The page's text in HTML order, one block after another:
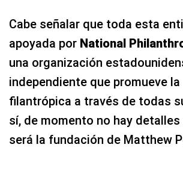
Cabe señalar que toda esta
apoyada por National
una organización
independiente que promueve
filantrópica a través de todas
sí, de momento no hay
será la fundación de Matthew